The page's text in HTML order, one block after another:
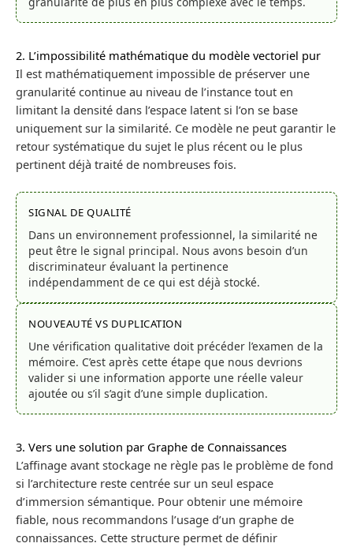
2. L’impossibilité mathématique du modèle vectoriel pur
Il est mathématiquement impossible de préserver une
granularité continue au niveau de l’instance tout en
limitant la densité dans l’espace latent si l’on se base
uniquement sur la similarité. Ce modèle ne peut garantir le
retour systématique du sujet le plus récent ou le plus
pertinent déjà traité de nombreuses fois.
SIGNAL DE QUALITÉ
Dans un environnement professionnel, la similarité ne
peut être le signal principal. Nous avons besoin d’un
discriminateur évaluant la pertinence
indépendamment de ce qui est déjà stocké.
NOUVEAUTÉ VS DUPLICATION
Une vérification qualitative doit précéder l’examen de la
mémoire. C’est après cette étape que nous devrions
valider si une information apporte une réelle valeur
ajoutée ou s’il s’agit d’une simple duplication.
3. Vers une solution par Graphe de Connaissances
L’affinage avant stockage ne règle pas le problème de fond
si l’architecture reste centrée sur un seul espace
d’immersion sémantique. Pour obtenir une mémoire
fiable, nous recommandons l’usage d’un graphe de
connaissances. Cette structure permet de définir